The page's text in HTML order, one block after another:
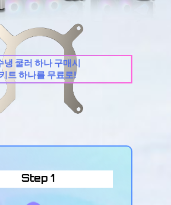
냉 쿨러 하나 구매시
키트 하나를 무료로!
Step 1